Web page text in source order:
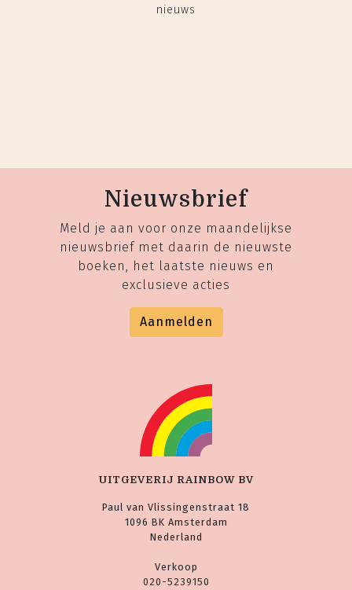
nieuws
Nieuwsbrief
Meld je aan voor onze maandelijkse
nieuwsbrief met daarin de nieuwste
boeken, het laatste nieuws en
exclusieve acties
Aanmelden
UITGEVERIJ RAINBOW BV
Paul van Vlissingenstraat 18
1096 BK Amsterdam
Nederland
Verkoop
020-5239150